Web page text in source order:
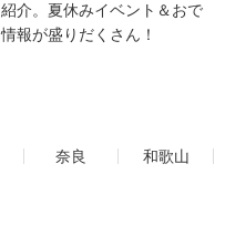
介。夏休みイベント＆おで
報が盛りだくさん！
奈良
和歌山